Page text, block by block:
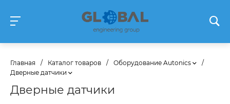
Главная / Каталог товаров / Оборудование Autonics
/
Дверные датчики
Дверные датчики